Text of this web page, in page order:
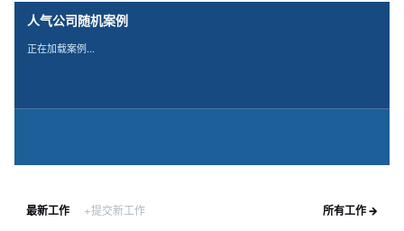
人气公司随机案例
正在加载案例…
最新工作 +提交新工作 所有工作 →